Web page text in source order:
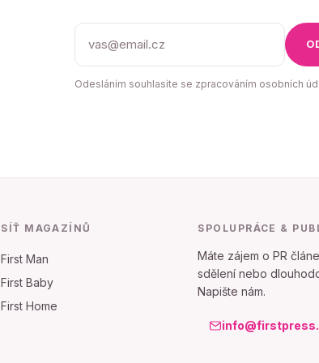
Odesláním souhlasíte se zpracováním osobních
SÍŤ MAGAZÍNŮ
First Man
First Baby
First Home
SPOLUPRÁCE &
Máte zájem o PR
sdělení nebo
Napište nám.